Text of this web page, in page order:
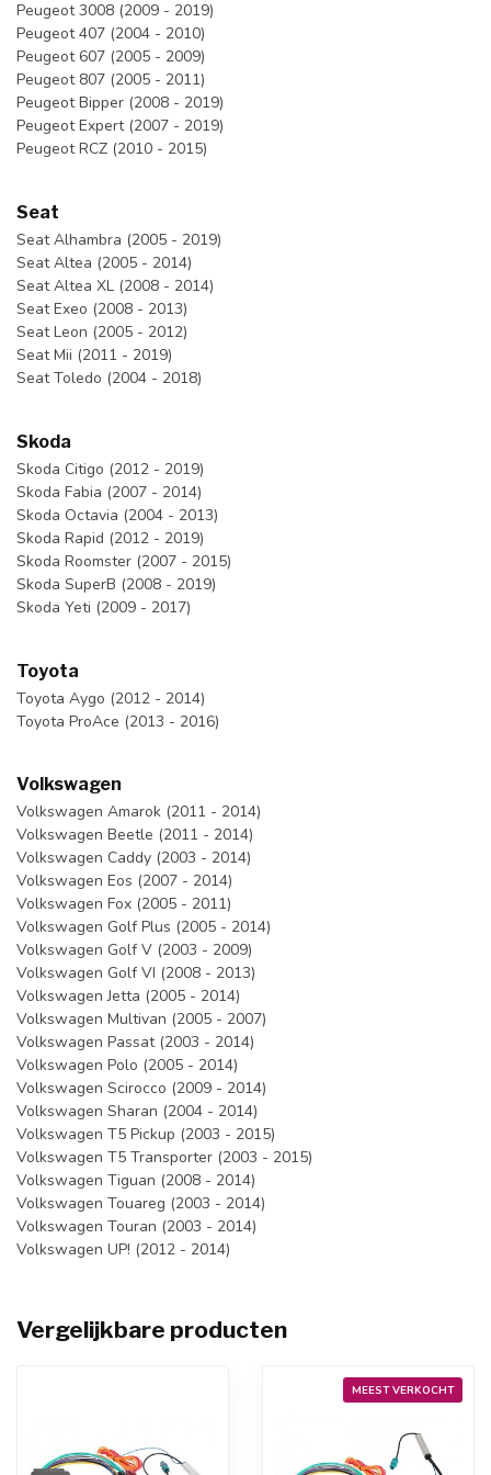
Peugeot 3008 (2009 - 2019)
Peugeot 407 (2004 - 2010)
Peugeot 607 (2005 - 2009)
Peugeot 807 (2005 - 2011)
Peugeot Bipper (2008 - 2019)
Peugeot Expert (2007 - 2019)
Peugeot RCZ (2010 - 2015)
Seat
Seat Alhambra (2005 - 2019)
Seat Altea (2005 - 2014)
Seat Altea XL (2008 - 2014)
Seat Exeo (2008 - 2013)
Seat Leon (2005 - 2012)
Seat Mii (2011 - 2019)
Seat Toledo (2004 - 2018)
Skoda
Skoda Citigo (2012 - 2019)
Skoda Fabia (2007 - 2014)
Skoda Octavia (2004 - 2013)
Skoda Rapid (2012 - 2019)
Skoda Roomster (2007 - 2015)
Skoda SuperB (2008 - 2019)
Skoda Yeti (2009 - 2017)
Toyota
Toyota Aygo (2012 - 2014)
Toyota ProAce (2013 - 2016)
Volkswagen
Volkswagen Amarok (2011 - 2014)
Volkswagen Beetle (2011 - 2014)
Volkswagen Caddy (2003 - 2014)
Volkswagen Eos (2007 - 2014)
Volkswagen Fox (2005 - 2011)
Volkswagen Golf Plus (2005 - 2014)
Volkswagen Golf V (2003 - 2009)
Volkswagen Golf VI (2008 - 2013)
Volkswagen Jetta (2005 - 2014)
Volkswagen Multivan (2005 - 2007)
Volkswagen Passat (2003 - 2014)
Volkswagen Polo (2005 - 2014)
Volkswagen Scirocco (2009 - 2014)
Volkswagen Sharan (2004 - 2014)
Volkswagen T5 Pickup (2003 - 2015)
Volkswagen T5 Transporter (2003 - 2015)
Volkswagen Tiguan (2008 - 2014)
Volkswagen Touareg (2003 - 2014)
Volkswagen Touran (2003 - 2014)
Volkswagen UP! (2012 - 2014)
Vergelijkbare producten
MEEST VERKOCHT